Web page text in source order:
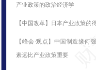
产业政策的政治经济学
【中国改革】日本产业政策的
【峰会·观点】中国制造缘何
素远比产业政策重要